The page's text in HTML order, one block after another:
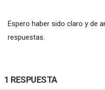
Espero haber sido claro y de
respuestas.
1 RESPUESTA